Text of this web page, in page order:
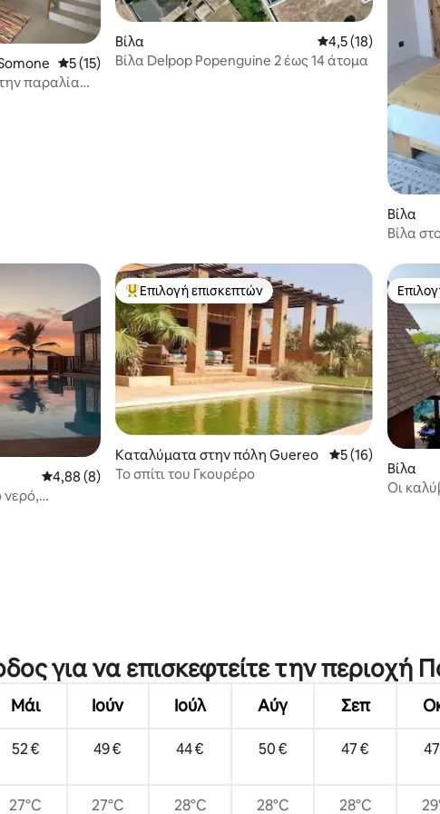
Μέση βαθμολογία: 5 στα 5, 15 κριτικές
5 (15)
παραλία
Βίλα Μέση βαθμολογία:
4,5 (18)
Βίλα Delpop Popenguine 2 έως 14 άτομα
Βίλα
Βίλα
Μέση βαθμολογία: 4,88 στα 5, 8 κριτικές
4,88 (8)
νερό,
Κορυφαία επιλογή επισκεπτών
Επιλογή επισκεπτών
Καταλύματα στην πόλη Guereo Μέση
5 (16)
Το σπίτι του Γκουρέρο
Βίλα
Οι
για να επισκεφτείτε την περιοχή
Μάι Ιούν Ιούλ Αύγ Σεπ
52 € 49 € 44 € 50 € 47 €
27°C 27°C 28°C 28°C 28°C